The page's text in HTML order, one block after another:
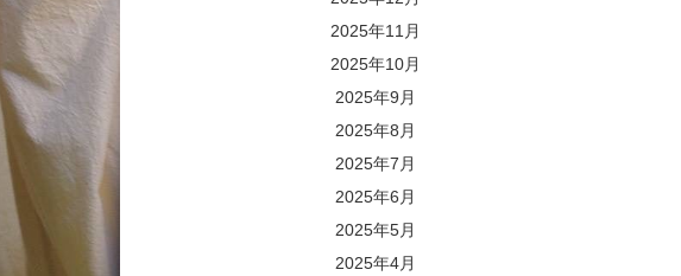
2025年11月
2025年10月
2025年9月
2025年8月
2025年7月
2025年6月
2025年5月
2025年4月